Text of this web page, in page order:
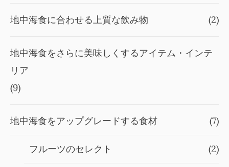
地中海食に合わせる上質な飲み物 (2)
地中海食をさらに美味しくするアイテム・インテ
リア
(9)
地中海食をアップグレードする食材 (7)
フルーツのセレクト (2)